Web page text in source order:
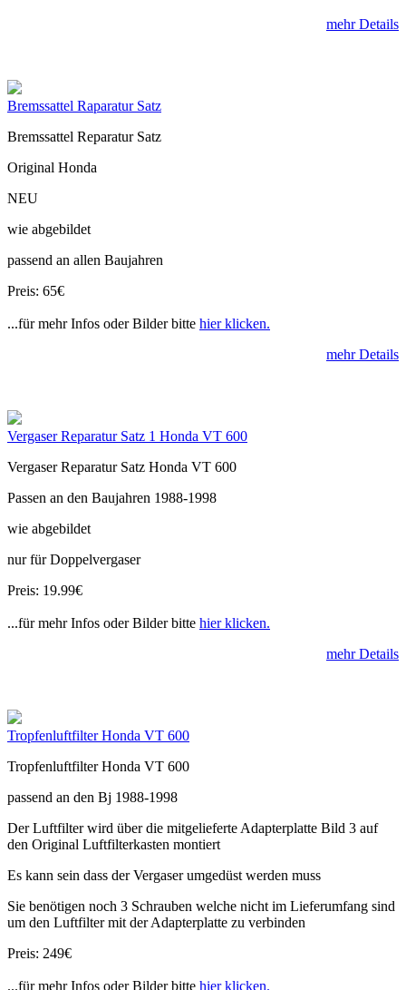
mehr Details
Bremssattel Raparatur Satz
Bremssattel Reparatur Satz
Original Honda
NEU
wie abgebildet
passend an allen Baujahren
Preis: 65€
...für mehr Infos oder Bilder bitte hier klicken.
mehr Details
Vergaser Reparatur Satz 1 Honda VT 600
Vergaser Reparatur Satz Honda VT 600
Passen an den Baujahren 1988-1998
wie abgebildet
nur für Doppelvergaser
Preis: 19.99€
...für mehr Infos oder Bilder bitte hier klicken.
mehr Details
Tropfenluftfilter Honda VT 600
Tropfenluftfilter Honda VT 600
passend an den Bj 1988-1998
Der Luftfilter wird über die mitgelieferte Adapterplatte Bild 3 auf
den Original Luftfilterkasten montiert
Es kann sein dass der Vergaser umgedüst werden muss
Sie benötigen noch 3 Schrauben welche nicht im Lieferumfang sind
um den Luftfilter mit der Adapterplatte zu verbinden
Preis: 249€
...für mehr Infos oder Bilder bitte hier klicken.